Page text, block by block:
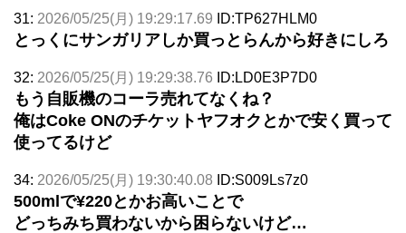
31: 2026/05/25(月) 19:29:17.69 ID:TP627HLM0
とっくにサンガリアしか買っとらんから好きにしろ
32: 2026/05/25(月) 19:29:38.76 ID:LD0E3P7D0
もう自販機のコーラ売れてなくね？
俺はCoke ONのチケットヤフオクとかで安く買って
使ってるけど
34: 2026/05/25(月) 19:30:40.08 ID:S009Ls7z0
500mlで¥220とかお高いことで
どっちみち買わないから困らないけど…